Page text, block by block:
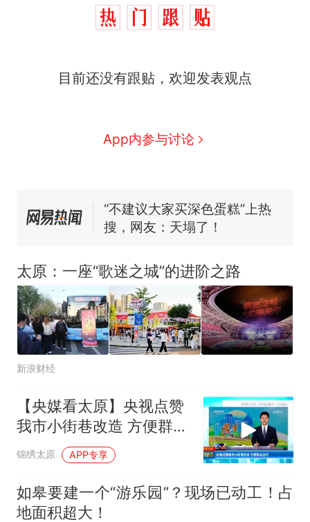
目前还没有跟贴，欢迎发表观点
App内参与讨论
热
因老师一句“跟我回家”改写了
眼了……
十多万人报名的考试，成绩全
电力部门回应
佛山一中学招聘物理教师，笔
核查
搜，网友：天塌了！
热
那个在床头放菜刀的女孩，
人生
太原：一座“歌迷之城”的进阶之路
新浪财经
【央媒看太原】央视点赞
我市小街巷改造 方便群众
出行
锦绣太原 APP专享
如皋要建一个“游乐园”？现场已动工！占
地面积超大！